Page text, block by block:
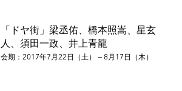
「ドヤ街」梁丞佑、橋本照嵩、星玄
人、須田一政、井上青龍
会期：2017年7月22日（土） — 8月17日（木）